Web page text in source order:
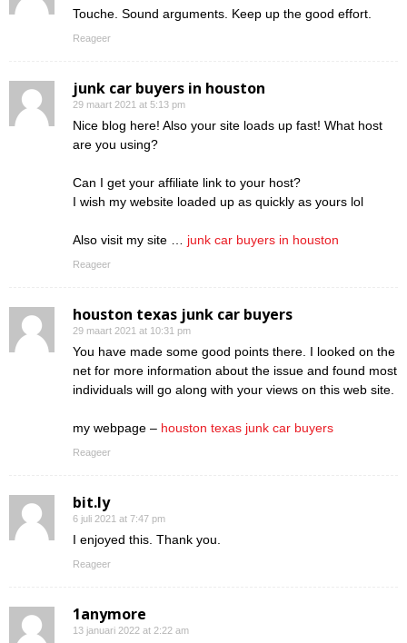
Touche. Sound arguments. Keep up the good effort.
Reageer
junk car buyers in houston
29 maart 2021 at 5:13 pm
Nice blog here! Also your site loads up fast! What host
are you using?
Can I get your affiliate link to your host?
I wish my website loaded up as quickly as yours lol
Also visit my site … junk car buyers in houston
Reageer
houston texas junk car buyers
29 maart 2021 at 10:31 pm
You have made some good points there. I looked on the
net for more information about the issue and found most
individuals will go along with your views on this web site.
my webpage – houston texas junk car buyers
Reageer
bit.ly
6 juli 2021 at 7:47 pm
I enjoyed this. Thank you.
Reageer
1anymore
13 januari 2022 at 2:22 am